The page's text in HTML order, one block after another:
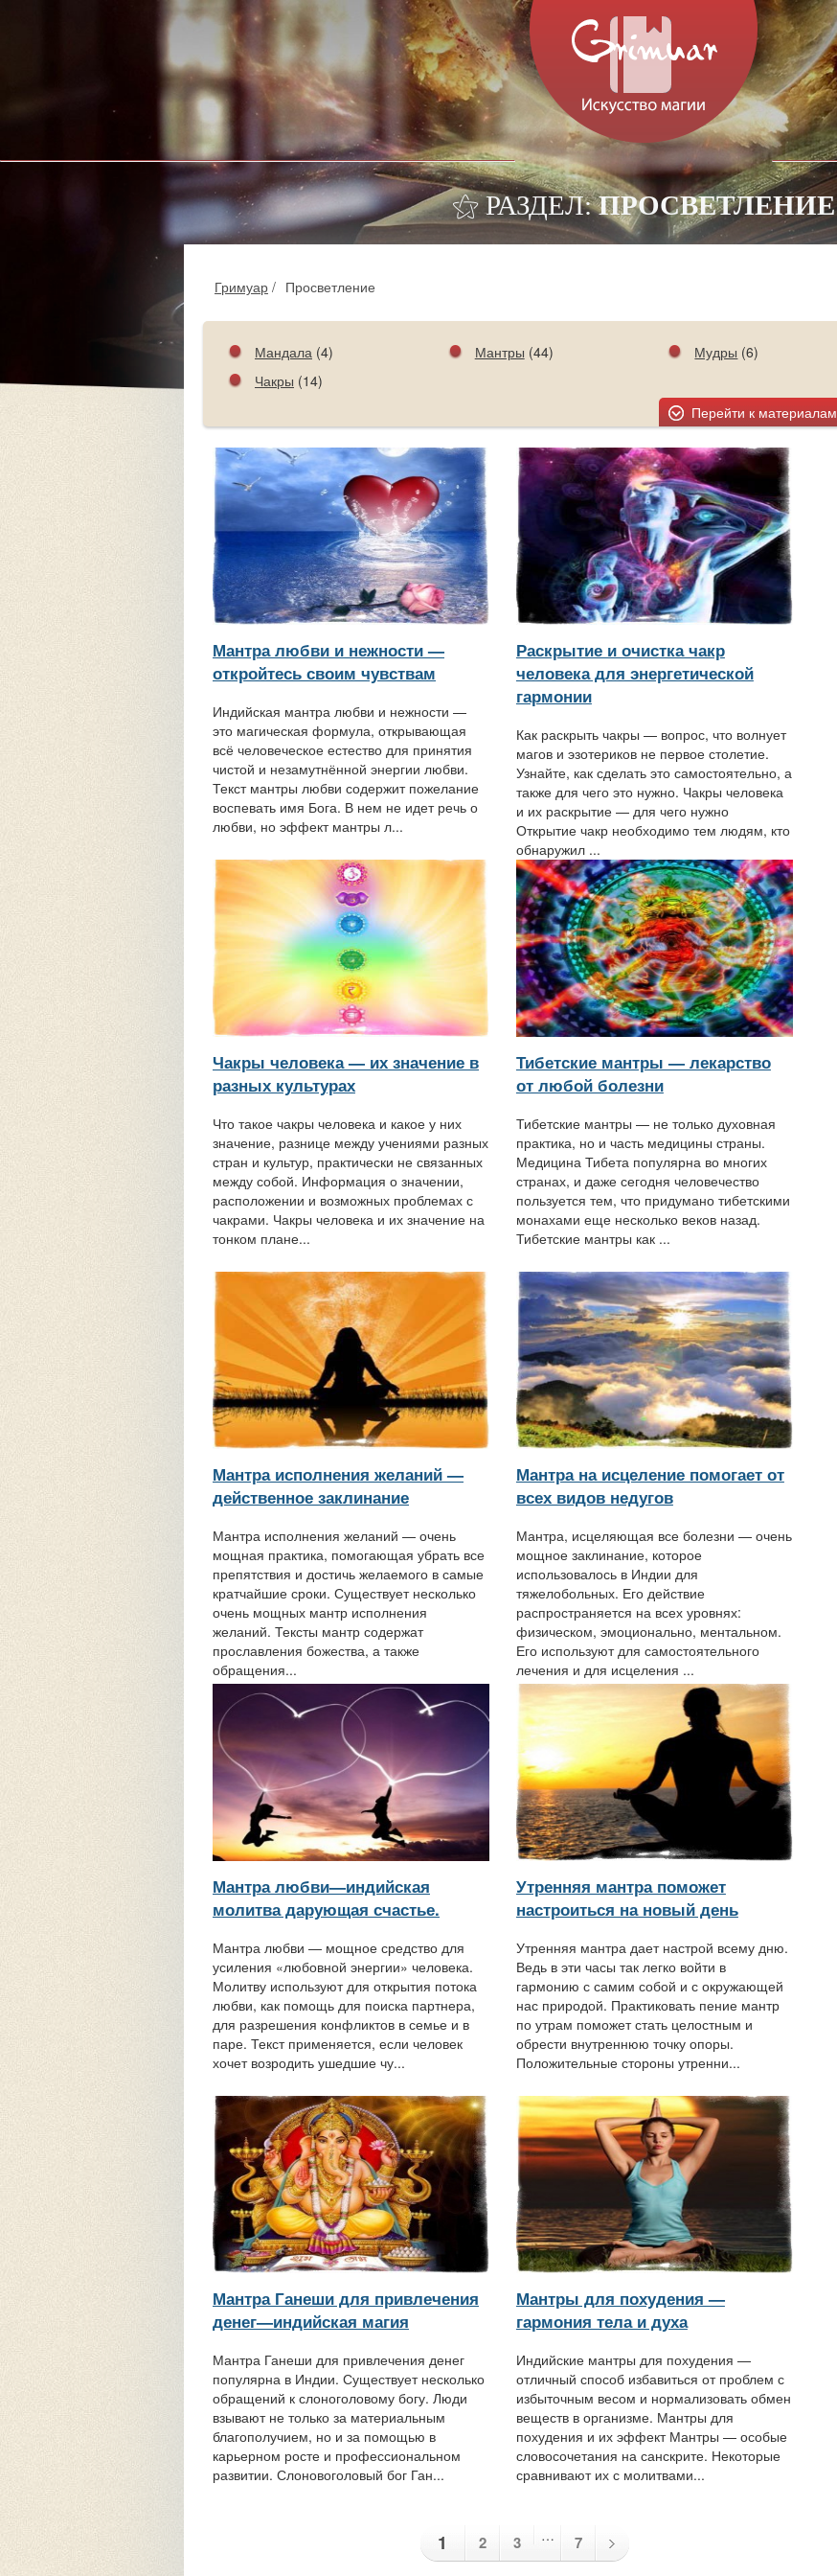
⚝ РАЗДЕЛ:ПРОСВЕТЛЕНИЕ
Гримуар / Просветление
Мандала (4) Мантры (44) Мудры (6)
Чакры (14)
Перейти к материалам
Мантра любви и нежности —
откройтесь своим чувствам
Индийская мантра любви и нежности —
это магическая формула, открывающая
всё человеческое естество для принятия
чистой и незамутнённой энергии любви.
Текст мантры любви содержит пожелание
воспевать имя Бога. В нем не идет речь о
любви, но эффект мантры л...
Раскрытие и очистка чакр
человека для энергетической
гармонии
Как раскрыть чакры — вопрос, что волнует
магов и эзотериков не первое столетие.
Узнайте, как сделать это самостоятельно, а
также для чего это нужно. Чакры человека
и их раскрытие — для чего нужно
Открытие чакр необходимо тем людям, кто
обнаружил ...
Чакры человека — их значение в
разных культурах
Что такое чакры человека и какое у них
значение, разнице между учениями разных
стран и культур, практически не связанных
между собой. Информация о значении,
расположении и возможных проблемах с
чакрами. Чакры человека и их значение на
тонком плане...
Тибетские мантры — лекарство
от любой болезни
Тибетские мантры — не только духовная
практика, но и часть медицины страны.
Медицина Тибета популярна во многих
странах, и даже сегодня человечество
пользуется тем, что придумано тибетскими
монахами еще несколько веков назад.
Тибетские мантры как ...
Мантра исполнения желаний —
действенное заклинание
Мантра исполнения желаний — очень
мощная практика, помогающая убрать все
препятствия и достичь желаемого в самые
кратчайшие сроки. Существует несколько
очень мощных мантр исполнения
желаний. Тексты мантр содержат
прославления божества, а также
обращения...
Мантра на исцеление помогает от
всех видов недугов
Мантра, исцеляющая все болезни — очень
мощное заклинание, которое
использовалось в Индии для
тяжелобольных. Его действие
распространяется на всех уровнях:
физическом, эмоционально, ментальном.
Его используют для самостоятельного
лечения и для исцеления ...
Мантра любви—индийская
молитва дарующая счастье.
Мантра любви — мощное средство для
усиления «любовной энергии» человека.
Молитву используют для открытия потока
любви, как помощь для поиска партнера,
для разрешения конфликтов в семье и в
паре. Текст применяется, если человек
хочет возродить ушедшие чу...
Утренняя мантра поможет
настроиться на новый день
Утренняя мантра дает настрой всему дню.
Ведь в эти часы так легко войти в
гармонию с самим собой и с окружающей
нас природой. Практиковать пение мантр
по утрам поможет стать целостным и
обрести внутреннюю точку опоры.
Положительные стороны утренни...
Мантра Ганеши для привлечения
денег—индийская магия
Мантра Ганеши для привлечения денег
популярна в Индии. Существует несколько
обращений к слоноголовому богу. Люди
взывают не только за материальным
благополучием, но и за помощью в
карьерном росте и профессиональном
развитии. Слоновоголовый бог Ган...
Мантры для похудения —
гармония тела и духа
Индийские мантры для похудения —
отличный способ избавиться от проблем с
избыточным весом и нормализовать обмен
веществ в организме. Мантры для
похудения и их эффект Мантры — особые
словосочетания на санскрите. Некоторые
сравнивают их с молитвами...
1 2 3 … 7